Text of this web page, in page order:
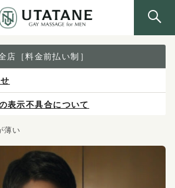
店［料金前払い制］
示不具合について
お問い合わせください。
お支払いください。
いて
薄い